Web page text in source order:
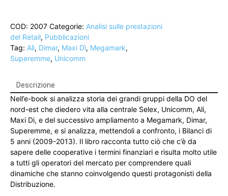
Unicomm,
Ali,
Maxi
Di,
Dimar,
Superemme
quantità
COD: 2007 Categorie: Analisi sulle prestazioni
del Retail, Pubblicazioni
Tag: Alì, Dimar, Maxi Dì, Megamark,
Superemme, Unicomm
Descrizione
Nell’e-book si analizza storia dei grandi gruppi della DO del
nord-est che diedero vita alla centrale Selex, Unicomm, Ali,
Maxi Di, e del successivo ampliamento a Megamark, Dimar,
Superemme, e si analizza, mettendoli a confronto, i Bilanci di
5 anni (2009-2013). Il libro racconta tutto ciò che c’è da
sapere delle cooperative i termini finanziari e risulta molto utile
a tutti gli operatori del mercato per comprendere quali
dinamiche che stanno coinvolgendo questi protagonisti della
Distribuzione.